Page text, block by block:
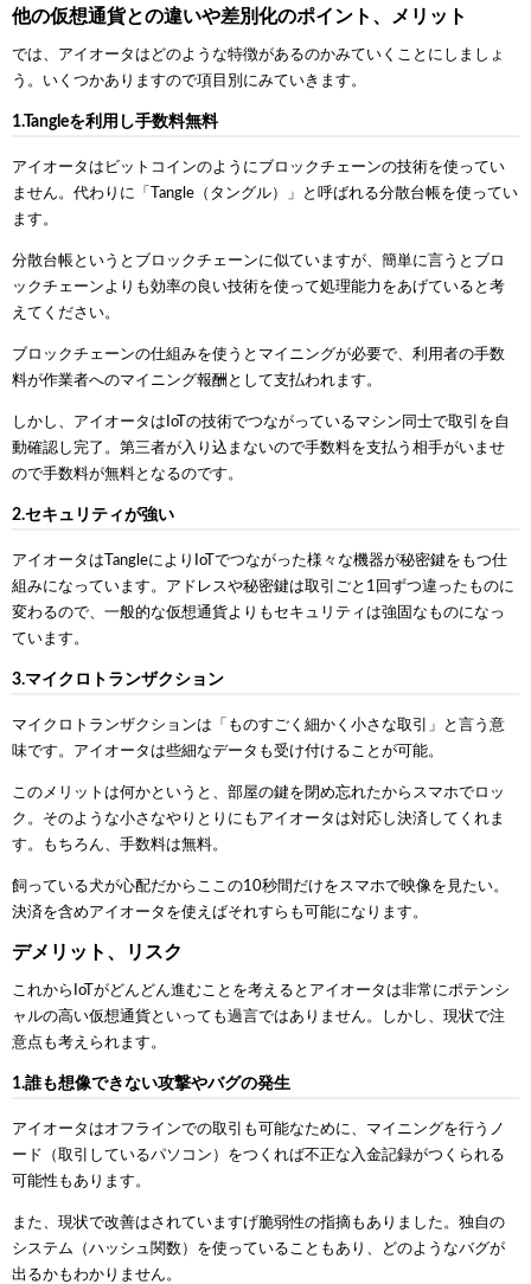
他の仮想通貨との違いや差別化のポイント、メリット
では、アイオータはどのような特徴があるのかみていくことにしましょ
う。いくつかありますので項目別にみていきます。
1.Tangleを利用し手数料無料
アイオータはビットコインのようにブロックチェーンの技術を使ってい
ません。代わりに「Tangle（タングル）」と呼ばれる分散台帳を使ってい
ます。
分散台帳というとブロックチェーンに似ていますが、簡単に言うとブロ
ックチェーンよりも効率の良い技術を使って処理能力をあげていると考
えてください。
ブロックチェーンの仕組みを使うとマイニングが必要で、利用者の手数
料が作業者へのマイニング報酬として支払われます。
しかし、アイオータはIoTの技術でつながっているマシン同士で取引を自
動確認し完了。第三者が入り込まないので手数料を支払う相手がいませ
ので手数料が無料となるのです。
2.セキュリティが強い
アイオータはTangleによりIoTでつながった様々な機器が秘密鍵をもつ仕
組みになっています。アドレスや秘密鍵は取引ごと1回ずつ違ったものに
変わるので、一般的な仮想通貨よりもセキュリティは強固なものになっ
ています。
3.マイクロトランザクション
マイクロトランザクションは「ものすごく細かく小さな取引」と言う意
味です。アイオータは些細なデータも受け付けることが可能。
このメリットは何かというと、部屋の鍵を閉め忘れたからスマホでロッ
ク。そのような小さなやりとりにもアイオータは対応し決済してくれま
す。もちろん、手数料は無料。
飼っている犬が心配だからここの10秒間だけをスマホで映像を見たい。
決済を含めアイオータを使えばそれすらも可能になります。
デメリット、リスク
これからIoTがどんどん進むことを考えるとアイオータは非常にポテンシ
ャルの高い仮想通貨といっても過言ではありません。しかし、現状で注
意点も考えられます。
1.誰も想像できない攻撃やバグの発生
アイオータはオフラインでの取引も可能なために、マイニングを行うノ
ード（取引しているパソコン）をつくれば不正な入金記録がつくられる
可能性もあります。
また、現状で改善はされていますげ脆弱性の指摘もありました。独自の
システム（ハッシュ関数）を使っていることもあり、どのようなバグが
出るかもわかりません。